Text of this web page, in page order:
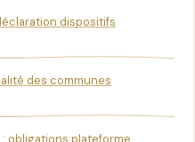
dispositifs
des communes
obligations plateforme